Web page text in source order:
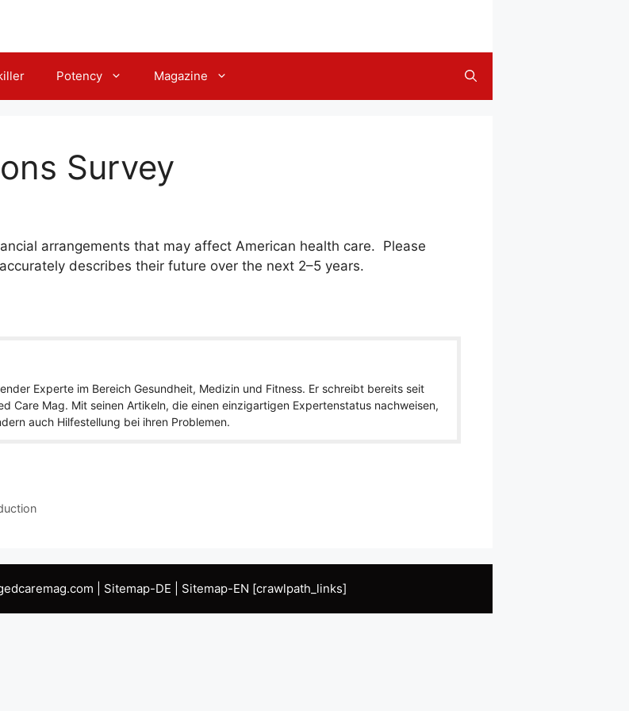
Potency Magazine
Survey
arrangements that may affect American health care. Please
describes their future over the next 2–5 years.
Experte im Bereich Gesundheit, Medizin und Fitness. Er schreibt bereits seit
Care Mag. Mit seinen Artikeln, die einen einzigartigen Expertenstatus nachweisen,
auch Hilfestellung bei ihren Problemen.
| Sitemap-DE Sitemap-EN [crawlpath_links]